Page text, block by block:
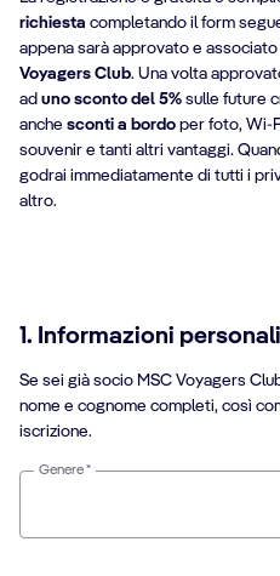
richiesta completando il form
appena sarà approvato e
Voyagers Club. Una volta
ad uno sconto del 5% sulle future
anche sconti a bordo per foto, Wi-
souvenir e tanti altri vantaggi.
godrai immediatamente di tutti i
altro.
1. Informazioni personali
Se sei già socio MSC Voyagers
nome e cognome completi, così
iscrizione.
Genere *